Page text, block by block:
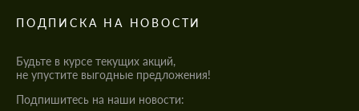
ПОДПИСКА НА НОВОСТИ
Будьте в курсе текущих акций,
не упустите выгодные предложения!
Подпишитесь на наши новости: